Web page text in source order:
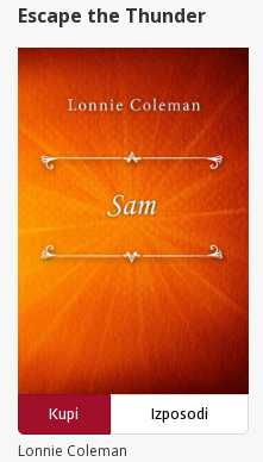
Escape the Thunder
Kupi
Izposodi
Lonnie Coleman